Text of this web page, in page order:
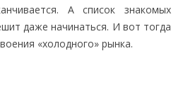
А список знакомых
даже начинаться. И вот тогда
«холодного» рынка.